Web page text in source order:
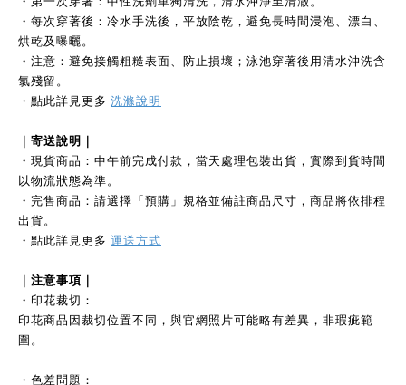
・每次穿著後：冷水手洗後，平放陰乾，避免長時間浸泡、漂白、
烘乾及曝曬。
・注意：避免接觸粗糙表面、防止損壞；泳池穿著後用清水沖洗含
氯殘留。
・點此詳見更多 洗滌說明
｜寄送說明｜
・現貨商品：中午前完成付款，當天處理包裝出貨，實際到貨時間
以物流狀態為準。
・完售商品：請選擇「預購」規格並備註商品尺寸，商品將依排程
出貨。
・點此詳見更多 運送方式
｜注意事項｜
・印花裁切：
印花商品因裁切位置不同，與官網照片可能略有差異，非瑕疵範
圍。
・色差問題：